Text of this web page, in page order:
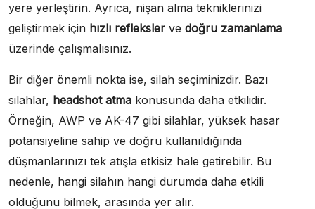
yere yerleştirin. Ayrıca, nişan alma tekniklerinizi
geliştirmek için hızlı refleksler ve doğru zamanlama
üzerinde çalışmalısınız.
Bir diğer önemli nokta ise, silah seçiminizdir. Bazı
silahlar, headshot atma konusunda daha etkilidir.
Örneğin, AWP ve AK-47 gibi silahlar, yüksek hasar
potansiyeline sahip ve doğru kullanıldığında
düşmanlarınızı tek atışla etkisiz hale getirebilir. Bu
nedenle, hangi silahın hangi durumda daha etkili
olduğunu bilmek, arasında yer alır.